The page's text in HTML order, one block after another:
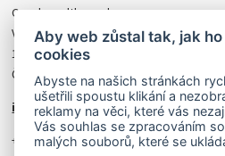
Czechwealth, spol. s r.o.
Višňová 4
140 00 Praha 4
Česká Republika
info@czechwealth.cz
+420 226 804 571 (9–12 hod.)
Aby web zůstal tak, jak
cookies
Abyste na našich stránkách
ušetřili spoustu klikání a
reklamy na věci, které vás
Vás souhlas se zpracováním
malých souborů, které se